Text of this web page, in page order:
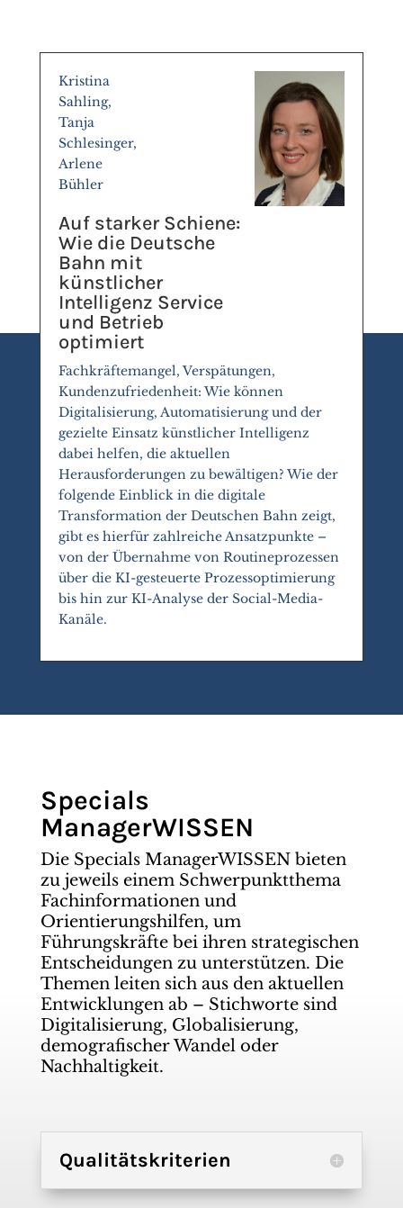
Kristina
Sahling,
Tanja
Schlesinger,
Arlene
Bühler
Auf starker Schiene:
Wie die Deutsche
Bahn mit
künstlicher
Intelligenz Service
und Betrieb
optimiert
Fachkräftemangel, Verspätungen,
Kundenzufriedenheit: Wie können
Digitalisierung, Automatisierung und der
gezielte Einsatz künstlicher Intelligenz
dabei helfen, die aktuellen
Herausforderungen zu bewältigen? Wie der
folgende Einblick in die digitale
Transformation der Deutschen Bahn zeigt,
gibt es hierfür zahlreiche Ansatzpunkte –
von der Übernahme von Routineprozessen
über die KI-gesteuerte Prozessoptimierung
bis hin zur KI-Analyse der Social-Media-
Kanäle.
Specials
ManagerWISSEN
Die Specials ManagerWISSEN bieten
zu jeweils einem Schwerpunktthema
Fachinformationen und
Orientierungshilfen, um
Führungskräfte bei ihren strategischen
Entscheidungen zu unterstützen. Die
Themen leiten sich aus den aktuellen
Entwicklungen ab – Stichworte sind
Digitalisierung, Globalisierung,
demografischer Wandel oder
Nachhaltigkeit.
Qualitätskriterien